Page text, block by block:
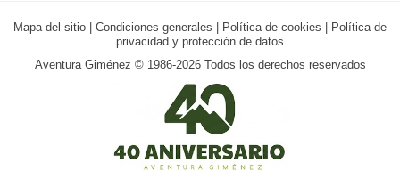
Mapa del sitio Condiciones generales Política de cookies
Política de
privacidad y protección de datos
Aventura Giménez © 1986-2026 Todos los derechos reservados